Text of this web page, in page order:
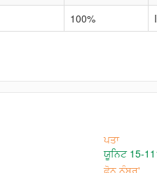
100%
ਪਤਾ
ਯੂਨਿਟ 15-
ਫੋਨ ਨੰਬਰ'